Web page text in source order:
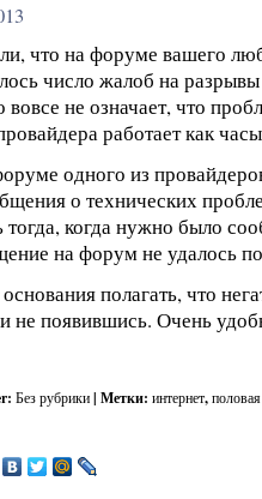
что на форуме вашего
число жалоб на
вовсе не означает, что
работает как
одного из
о технических
когда нужно было
на форум не удалось
полагать, что
не появившись. Очень
Без рубрики| Метки: интернет,